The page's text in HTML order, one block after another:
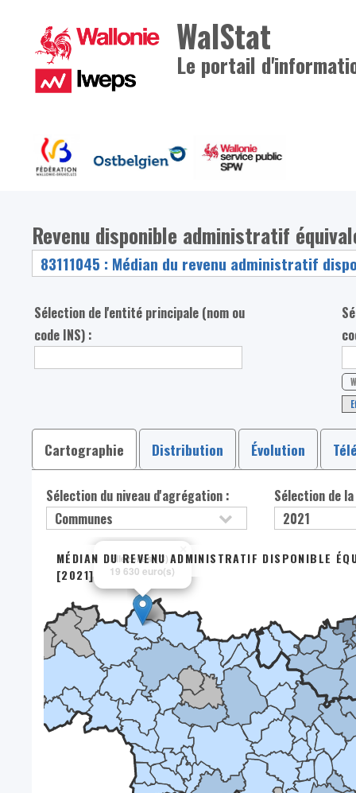
WalStat
Le portail
Revenu disponible administratif
Sélection de l'entité principale (nom ou
code INS) :
Cartographie Distribution Évolution
Sélection du niveau d'agrégation : Sélection de
Ellezelles (C)
19 630 euro(s)
MÉDIAN DU REVENU ADMINISTRATIF DISPONIBLE
[2021]